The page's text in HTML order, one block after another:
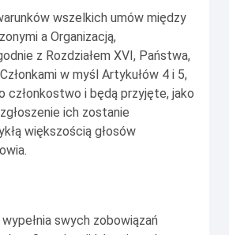
wszelkich umów między
a Organizacją,
z Rozdziałem XVI, Państwa,
w myśl Artykułów 4 i 5,
członkostwo i będą przyjęte, jako
ich zostanie
większością głosów
swych zobowiązań